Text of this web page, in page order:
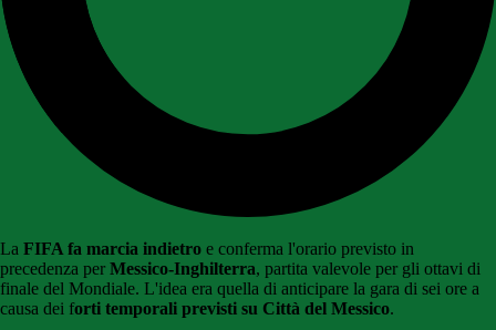
La FIFA fa marcia indietro e conferma l'orario previsto in
precedenza per Messico-Inghilterra, partita valevole per gli ottavi di
finale del Mondiale. L'idea era quella di anticipare la gara di sei ore a
causa dei forti temporali previsti su Città del Messico.